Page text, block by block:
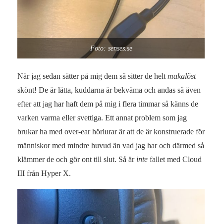
Foto: senses.se
När jag sedan sätter på mig dem så sitter de helt makalöst
skönt! De är lätta, kuddarna är bekväma och andas så även
efter att jag har haft dem på mig i flera timmar så känns de
varken varma eller svettiga. Ett annat problem som jag
brukar ha med over-ear hörlurar är att de är konstruerade för
människor med mindre huvud än vad jag har och därmed så
klämmer de och gör ont till slut. Så ärinte fallet med Cloud
III från Hyper X.